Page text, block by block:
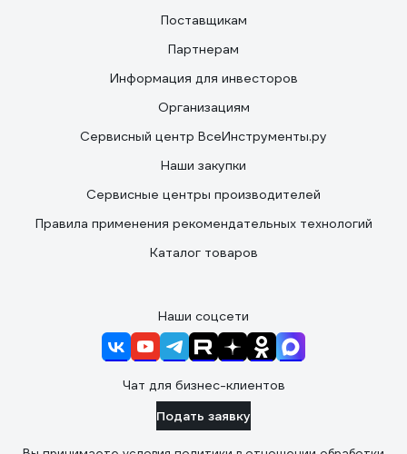
Поставщикам
Партнерам
Информация для инвесторов
Организациям
Сервисный центр ВсеИнструменты.ру
Наши закупки
Сервисные центры производителей
Правила применения рекомендательных технологий
Каталог товаров
Наши соцсети
Чат для бизнес-клиентов
Подать заявку